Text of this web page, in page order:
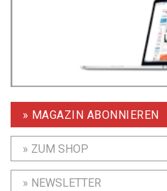
» MAGAZIN ABONNIEREN
» ZUM SHOP
» NEWSLETTER